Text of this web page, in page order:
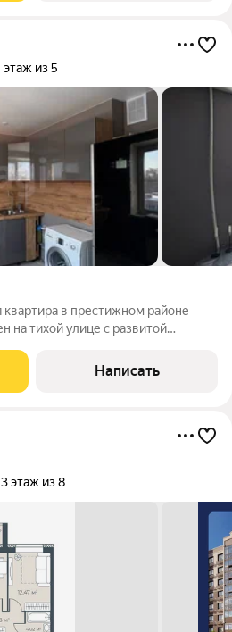
этаж из 5
в престижном районе
на тихой улице с развитой
Остановки общественного
что
Написать
3 этаж из 8